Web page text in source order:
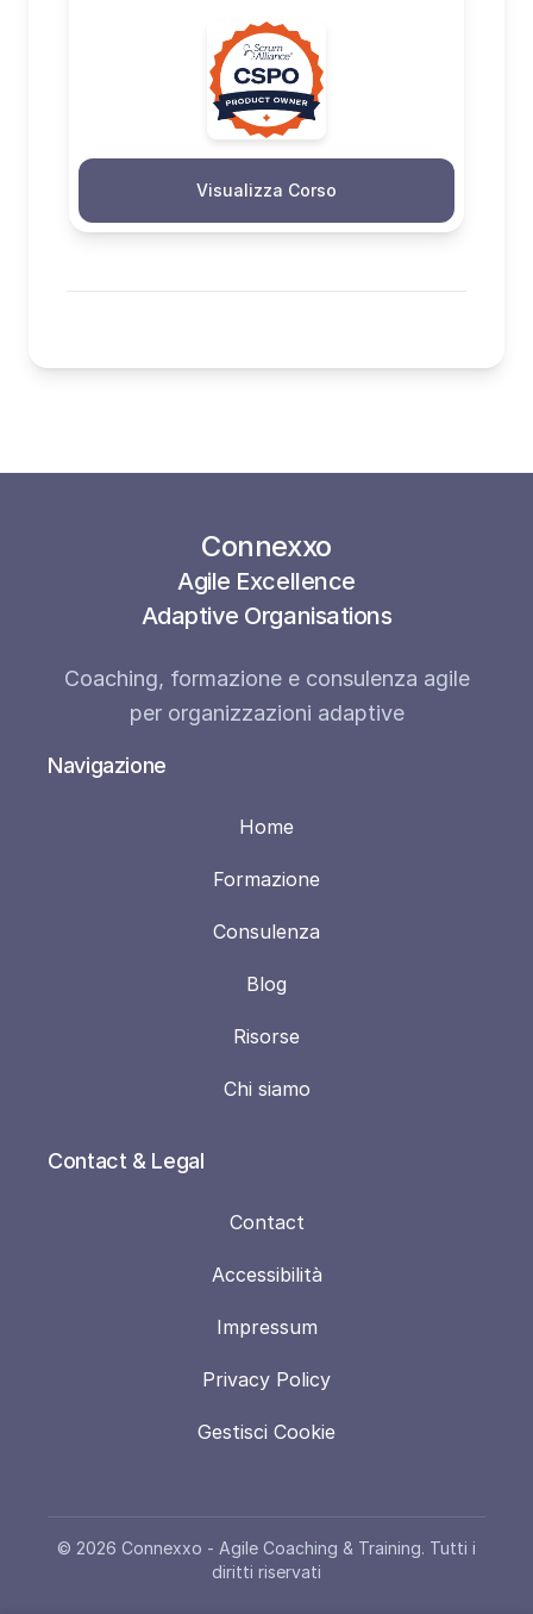
Visualizza Corso
Connexxo
Agile Excellence
Adaptive Organisations
Coaching, formazione e consulenza agile
per organizzazioni adaptive
Navigazione
Home
Formazione
Consulenza
Blog
Risorse
Chi siamo
Contact & Legal
Contact
Accessibilità
Impressum
Privacy Policy
Gestisci Cookie
© 2026 Connexxo - Agile Coaching & Training. Tutti i
diritti riservati